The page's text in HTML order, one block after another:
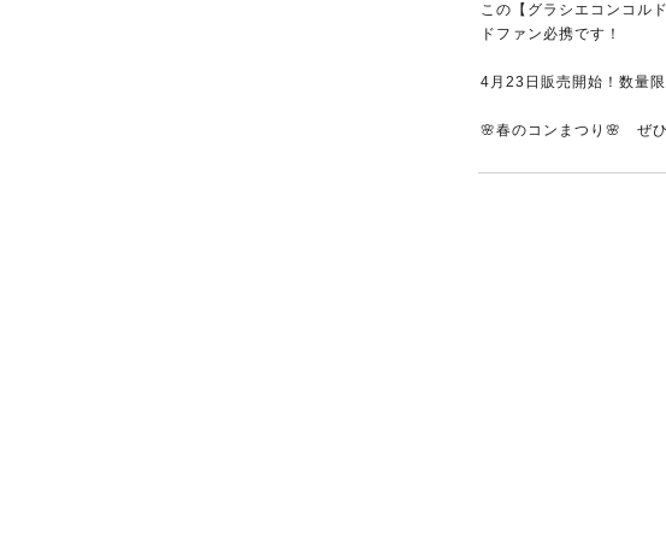
この【グラシエコンコル
ドファン必携です！
4月23日販売開始！数量限
🌸春のコンまつり🌸 ぜひ